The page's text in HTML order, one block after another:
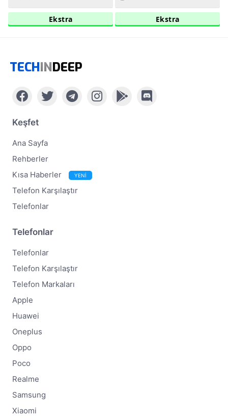
Ekstra Ekstra
TECHINDEEP
Keşfet
Ana Sayfa
Rehberler
Kısa Haberler
YENİ
Telefon Karşılaştır
Telefonlar
Telefonlar
Telefonlar
Telefon Karşılaştır
Telefon Markaları
Apple
Huawei
Oneplus
Oppo
Poco
Realme
Samsung
Xiaomi